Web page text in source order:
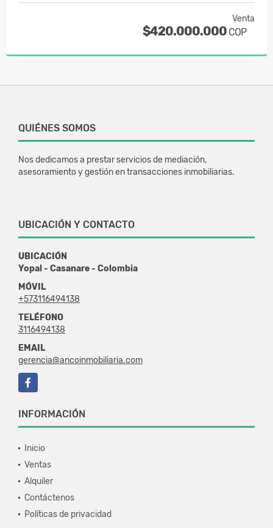
Venta
$420.000.000 COP
QUIÉNES SOMOS
Nos dedicamos a prestar servicios de mediación,
asesoramiento y gestión en transacciones inmobiliarias.
UBICACIÓN Y CONTACTO
UBICACIÓN
Yopal - Casanare - Colombia
MÓVIL
+573116494138
TELÉFONO
3116494138
EMAIL
gerencia@ancoinmobiliaria.com
Facebook
INFORMACIÓN
Inicio
Ventas
Alquiler
Contáctenos
Políticas de privacidad